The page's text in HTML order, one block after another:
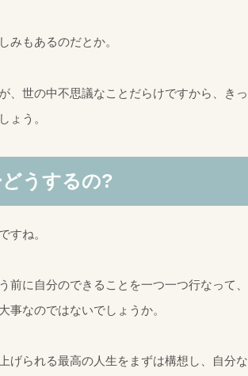
みもあるのだとか。
、世の中不思議なことだらけですから、きっ
ょう。
うするの?
すね。
に自分のできることを一つ一つ行なって、
事なのではないでしょうか。
げられる最高の人生をまずは構想し、自分な